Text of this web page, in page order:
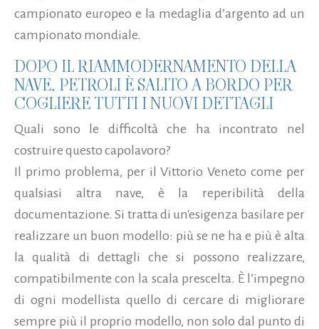
campionato europeo e la medaglia d’argento ad un
campionato mondiale.
DOPO IL RIAMMODERNAMENTO DELLA
NAVE, PETROLI È SALITO A BORDO PER
COGLIERE TUTTI I NUOVI DETTAGLI
Quali sono le difficoltà che ha incontrato nel
costruire questo capolavoro?
Il primo problema, per il Vittorio Veneto come per
qualsiasi altra nave, è la reperibilità della
documentazione. Si tratta di un'esigenza basilare per
realizzare un buon modello: più se ne ha e più è alta
la qualità di dettagli che si possono realizzare,
compatibilmente con la scala prescelta. È l’impegno
di ogni modellista quello di cercare di migliorare
sempre più il proprio modello, non solo dal punto di